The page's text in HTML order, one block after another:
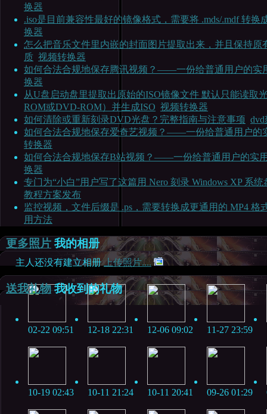
换器
.iso是目前兼容性最好的镜像格式，需要将 .mds/.mdf 转换
换器
怎么把音乐文件里内嵌的封面图片提取出来，并且保持原
质 视频转换器
如何合法合规地保存腾讯视频？——一份给普通用户的实
换器
从U盘启动盘里提取出原始的ISO镜像文件 默认只能读取
ROM或DVD-ROM）并生成ISO 视频转换器
如何清除或重新刻录DVD光盘？完整指南与注意事项
如何合法合规地保存爱奇艺视频？——一份给普通用户的
转换器
如何合法合规地保存B站视频？——一份给普通用户的实
换器
专门为“小白”用户写了这篇用 Nero 刻录 Windows XP 系统
教程方案发布
监控视频，文件后缀是 .ps，需要转换成更通用的 MP4 格
用方法
更多照片 我的相册
主人还没有建立相册上传照片....
送我礼物我收到的礼物
02-22 09:51 12-18 22:31 12-06 09:02 11-27 23:59
10-19 02:43 10-11 21:24 10-11 20:41 09-26 01:29